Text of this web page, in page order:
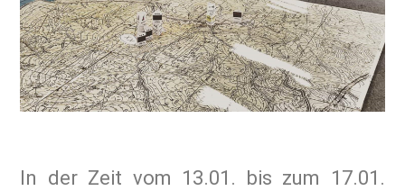
In der Zeit vom 13.01. bis zum 17.01.